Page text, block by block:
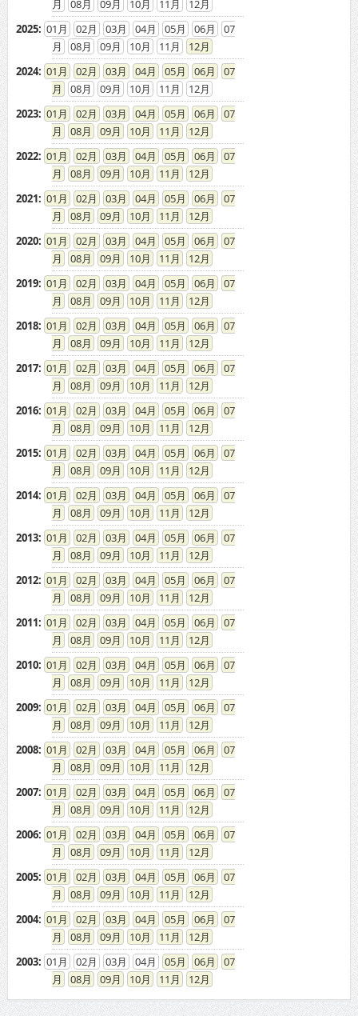
08 09 10 11
12
2025: 01 02 03 04 05 06
07
08
09 10 11
12
2024: 01 02 03 04 05 06
07
08
09 10 11
12
2023: 01 02 03 04 05 06
07
08
09 10 11
12
2022: 01 02 03 04 05 06
07
08
09 10 11
12
2021: 01 02 03 04 05 06
07
08
09 10 11
12
2020: 01 02 03 04 05 06
07
08
09 10 11
12
2019: 01 02 03 04 05 06
07
08
09 10 11
12
2018: 01 02 03 04 05 06
07
08
09 10 11
12
2017: 01 02 03 04 05 06
07
08
09 10 11
12
2016: 01 02 03 04 05 06
07
08
09 10 11
12
2015: 01 02 03 04 05 06
07
08
09 10 11
12
2014: 01 02 03 04 05 06
07
08
09 10 11
12
2013: 01 02 03 04 05 06
07
08
09 10 11
12
2012: 01 02 03 04 05 06
07
08
09 10 11
12
2011: 01 02 03 04 05 06
07
08
09 10 11
12
2010: 01 02 03 04 05 06
07
08
09 10 11
12
2009: 01 02 03 04 05 06
07
08
09 10 11
12
2008: 01 02 03 04 05 06
07
08
09 10 11
12
2007: 01 02 03 04 05 06
07
08
09 10 11
12
2006: 01 02 03 04 05 06
07
08
09 10 11
12
2005: 01 02 03 04 05 06
07
08
09 10 11
12
2004: 01 02 03 04 05 06
07
08
09 10 11
12
2003: 01 02 03 04 05 06
07
08
09 10 11 12